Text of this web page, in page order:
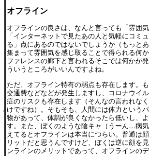
オフライン
オフラインの良さは、なんと言っても「雰囲
「インターネットで見たあの人と気軽にコミ
る」点にあるのではないでしょうか（もっと
集まって雰囲気を感じ取ることで得られる何
ファレンスの廊下と言われるそこでは何かが
ういうところがいいんですよね。
ただ、オフライン特有の弱点も存在します。も
交通費などなどが発生しますし、コロナウイ
症のリスクも存在します（そんなの言われな
けですね）。そもそも、人間には体力という
物があって、体調が良くなかったら低いし、
す。また、ぼくのような陰キャ（うーん…病
えてるとオフラインは本当につらい。普通は
リットだと思うんですけど、ぼくは逆に顔を
ンラインのメリットであって、オフラインの